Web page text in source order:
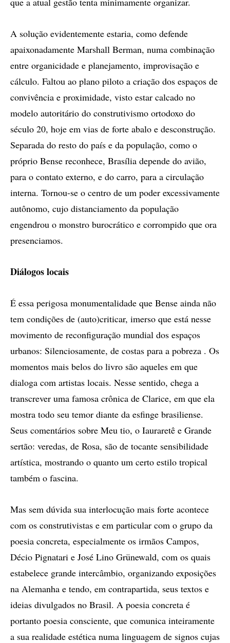
A solução evidentemente estaria, como defende
apaixonadamente Marshall Berman, numa combinação
entre organicidade e planejamento, improvisação e
cálculo. Faltou ao plano piloto a criação dos espaços de
convivência e proximidade, visto estar calcado no
modelo autoritário do construtivismo ortodoxo do
século 20, hoje em vias de forte abalo e desconstrução.
Separada do resto do país e da população, como o
próprio Bense reconhece, Brasília depende do avião,
para o contato externo, e do carro, para a circulação
interna. Tornou-se o centro de um poder excessivamente
autônomo, cujo distanciamento da população
engendrou o monstro burocrático e corrompido que ora
presenciamos.
Diálogos locais
É essa perigosa monumentalidade que Bense ainda não
tem condições de (auto)criticar, imerso que está nesse
movimento de reconfiguração mundial dos espaços
urbanos: Silenciosamente, de costas para a pobreza . Os
momentos mais belos do livro são aqueles em que
dialoga com artistas locais. Nesse sentido, chega a
transcrever uma famosa crônica de Clarice, em que ela
mostra todo seu temor diante da esfinge brasiliense.
Seus comentários sobre Meu tio, o Iauraretê e Grande
sertão: veredas, de Rosa, são de tocante sensibilidade
artística, mostrando o quanto um certo estilo tropical
também o fascina.
Mas sem dúvida sua interlocução mais forte acontece
com os construtivistas e em particular com o grupo da
poesia concreta, especialmente os irmãos Campos,
Décio Pignatari e José Lino Grünewald, com os quais
estabelece grande intercâmbio, organizando exposições
na Alemanha e tendo, em contrapartida, seus textos e
ideias divulgados no Brasil. A poesia concreta é
portanto poesia consciente, que comunica inteiramente
a sua realidade estética numa linguagem de signos cujas